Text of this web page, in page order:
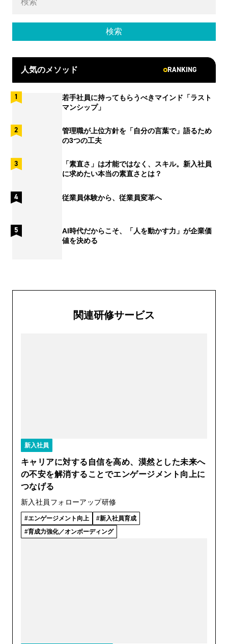
人気のメソッド RANKING
若手社員に持ってもらうべきマインド「ラスト
マンシップ」
管理職が上位方針を「自分の言葉で」語るため
の3つの工夫
「素直さ」は才能ではなく、スキル。新入社員
に求めたい本当の素直さとは？
従業員体験から、従業員変革へ
AI時代だからこそ、「人を動かす力」が企業価
値を決める
関連研修サービス
新入社員
キャリアに対する自信を高め、漠然とした未来へ
の不安を解消することでエンゲージメント向上に
つなげる
新入社員フォローアップ研修
エンゲージメント向上
新入社員育成
育成力強化／オンボーディング